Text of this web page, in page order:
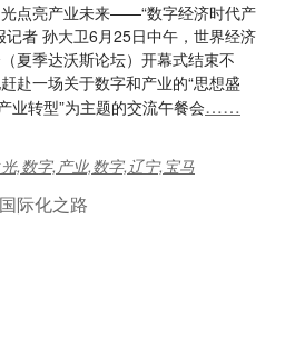
点亮产业未来——“数字经济时代产
记者 孙大卫6月25日中午，世界经济
夏季达沃斯论坛）开幕式结束不
赴一场关于数字和产业的“思想盛
业转型”为主题的交流午餐会……
,数字,产业,数字,辽宁,宝马